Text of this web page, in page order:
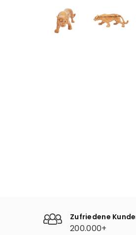
Zufriedene
200.000+